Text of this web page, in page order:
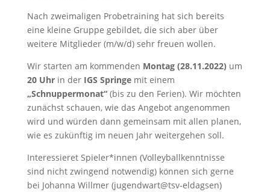
Nach zweimaligen Probetraining hat sich bereits
eine kleine Gruppe gebildet, die sich aber über
weitere Mitglieder (m/w/d) sehr freuen wollen.
Wir starten am kommenden Montag (28.11.2022) um
20 Uhrin der IGS Springemit einem
„Schnuppermonat“(bis zu den Ferien). Wir möchten
zunächst schauen, wie das Angebot angenommen
wird und würden dann gemeinsam mit allen planen,
wie es zukünftig im neuen Jahr weitergehen soll.
Interessieret Spieler*innen (Volleyballkenntnisse
sind nicht zwingend notwendig) können sich gerne
bei Johanna Willmer (jugendwart@tsv-eldagsen)